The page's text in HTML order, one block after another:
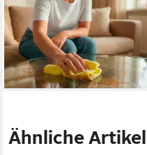
Tuch für Glas und Fenster, (1-
St) streifen- und tropfenfrei,
reinigt nur mit Wasser
7,75 €
lieferbar - in 2-3 Werktagen bei dir
Ähnliche Artikel